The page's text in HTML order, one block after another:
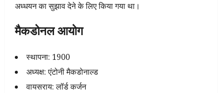
अध्धयन का सुझाव देने के लिए किया गया था।
मैकडोनल आयोग
स्थापना: 1900
अध्यक्ष: एंटोनी मैकडोनाल्ड
वायसराय: लॉर्ड कर्जन